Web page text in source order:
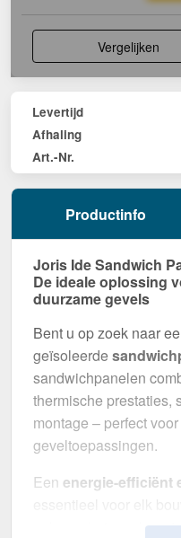
Vergelijken
Levertijd
Afhaling
Art.-Nr.
Productinfo
Joris Ide Sandwich
De ideale oplossing
duurzame gevels
Bent u op zoek naar
geïsoleerde
sandwichpanelen
thermische prestaties,
montage – perfect
geveltoepassingen.
Een energie-efficiënt
gebouw betrouwbaar